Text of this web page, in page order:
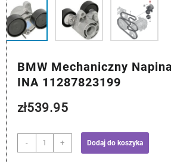
BMW Mechaniczny
INA 11287823199
zł539.95
-
ilość
BMW
+ Dodaj do koszyka